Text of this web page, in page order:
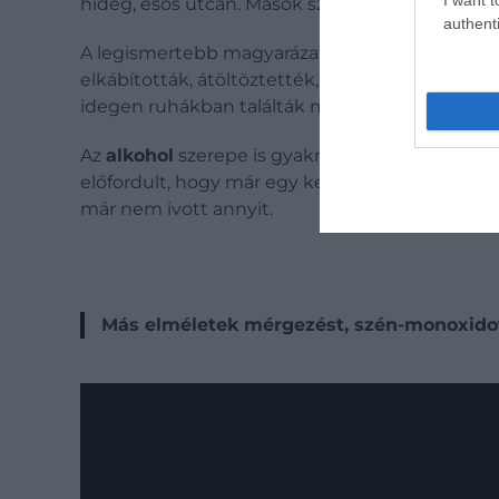
A legismertebb magyarázat a
elkábították, átöltöztették, majd több
idegen ruhákban találták meg, ezért sokan
Az alkohol szerepe is gyakran felmerül. Poe
előfordult, hogy már egy kevés alkoholtól is
már nem ivott annyit.
Más elméletek mérgezést, szén-